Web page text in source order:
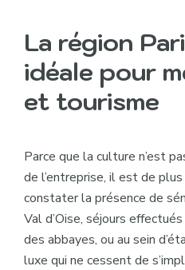
La région
idéale pour
et tourisme
Parce que la culture n’est
de l’entreprise, il est de
constater la présence de
Val d’Oise, séjours
des abbayes, ou au sein
luxe qui ne cessent de